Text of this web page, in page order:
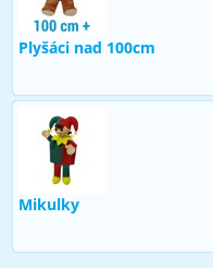
Plyšáci nad 100cm
Mikulky